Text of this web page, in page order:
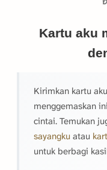
Kartu aku
Kirimkan kartu
menggemaskan
cintai. Temukan
sayangku atau
untuk berbagi